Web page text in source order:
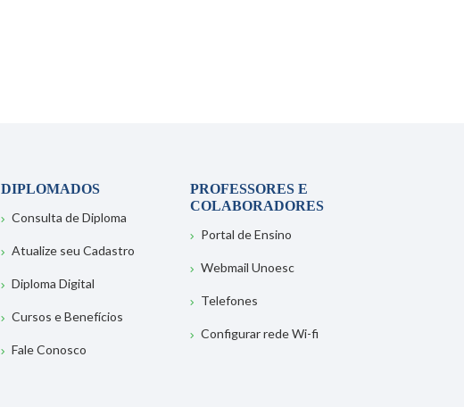
DIPLOMADOS
Consulta de Diploma
Atualize seu Cadastro
Diploma Digital
Cursos e Benefícios
Fale Conosco
PROFESSORES E
COLABORADORES
Portal de Ensino
Webmail Unoesc
Telefones
Configurar rede Wi-fi